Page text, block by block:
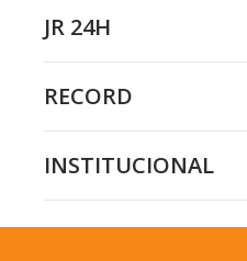
JR 24H
RECORD
INSTITUCIONAL